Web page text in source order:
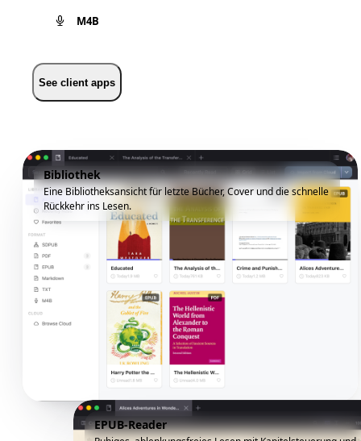
M4B
See client apps
Bibliothek
Eine Bibliotheksansicht für letzte Bücher, Cover und die schnelle
Rückkehr ins Lesen.
EPUB-Reader